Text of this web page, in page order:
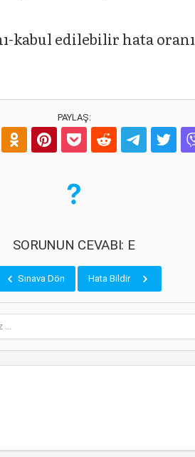
kabul edilebilir hata oranı
PAYLAŞ:
SORUNUN CEVABI: E
Sınava Dön Hata Bildir